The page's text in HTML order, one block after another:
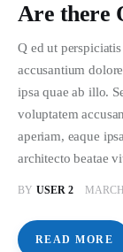
Are there
Q ed ut
accusantium
ipsa quae ab illo.
voluptatem
aperiam, eaque
architecto beatae
BY USER 2
READ MORE